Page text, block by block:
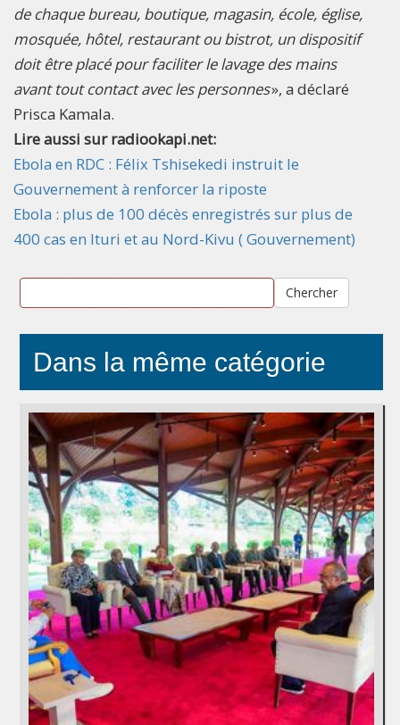
de chaque bureau, boutique, magasin, école, église,
mosquée, hôtel, restaurant ou bistrot, un dispositif
doit être placé pour faciliter le lavage des mains
avant tout contact avec les personnes», a déclaré
Prisca Kamala.
Lire aussi sur radiookapi.net:
Ebola en RDC : Félix Tshisekedi instruit le
Gouvernement à renforcer la riposte
Ebola : plus de 100 décès enregistrés sur plus de
400 cas en Ituri et au Nord-Kivu ( Gouvernement)
Chercher
Dans la même catégorie